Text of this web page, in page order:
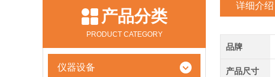
产品分类
PRODUCT CATEGORY
仪器设备
详细介绍
品牌
产品尺寸